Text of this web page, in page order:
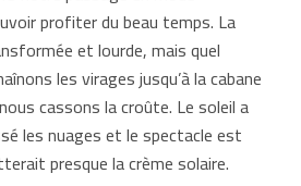
profiter du beau temps. La
et lourde, mais quel
les virages jusqu’à la cabane
cassons la croûte. Le soleil a
les nuages et le spectacle est
presque la crème solaire.